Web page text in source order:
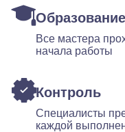
Образование
Все мастера
начала работы
Контроль
Специалисты
каждой